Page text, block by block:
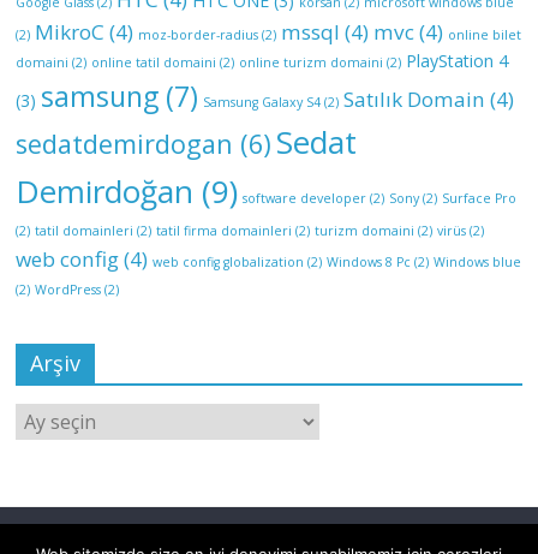
(2) MikroC (4) moz-border-radius (2) mssql (4) mvc(4) online bilet
domaini (2) online tatil domaini (2) online turizm domaini (2) PlayStation 4
(3) samsung (7) Samsung Galaxy S4 (2) Satılık Domain (4)
sedatdemirdogan (6) Sedat
Demirdoğan (9) software developer (2) Sony(2) Surface Pro
(2) tatil domainleri (2) tatil firma domainleri (2) turizm domaini (2) virüs (2)
web config(4) web config globalization (2) Windows 8 Pc (2) Windows blue
(2) WordPress (2)
Arşiv